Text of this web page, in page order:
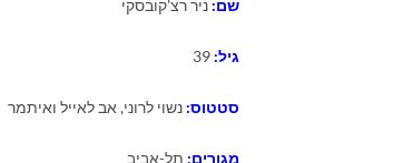
שם: ניר רצ'קובסקי
גיל: 39
סטטוס: נשוי לרוני, אב לאייל ואיתמר
מגורים: תל-אביב